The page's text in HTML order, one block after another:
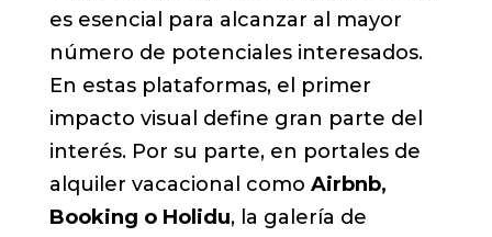
es esencial para alcanzar al mayor
número de potenciales interesados.
En estas plataformas, el primer
impacto visual define gran parte del
interés. Por su parte, en portales de
alquiler vacacional como Airbnb,
Booking o Holidu, la galería de